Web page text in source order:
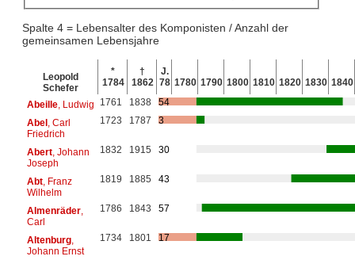
Spalte 4 = Lebensalter des Komponisten / Anzahl der
gemeinsamen Lebensjahre
Leopold
Schefer
*
1784
†
1862
J.
78 1780 1790 1800 1810 1820 1830 1840
Abeille, Ludwig 1761 1838
54
Abel, Carl
Friedrich
1723 1787 3
Abert, Johann
Joseph
1832 1915 30
Abt, Franz
Wilhelm
1819 1885 43
Almenräder,
Carl
1786 1843 57
Altenburg,
Johann Ernst
1734 1801 17